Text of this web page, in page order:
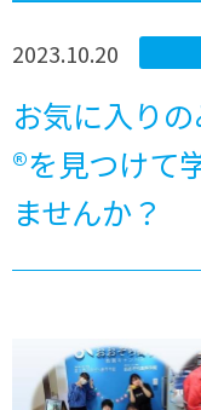
2023.10.20
お気に入り
®を見つけて
ませんか？